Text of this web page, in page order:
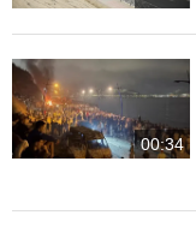
00:34